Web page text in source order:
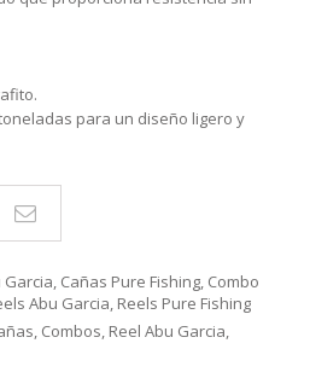
para un diseño ligero y
Garcia, Cañas Pure Fishing, Combo
Abu Garcia, Reels Pure Fishing
, Combos, Reel Abu Garcia,